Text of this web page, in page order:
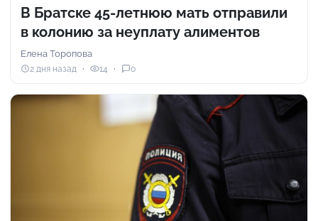
В Братске 45-летнюю мать отправили
в колонию за неуплату алиментов
Елена Торопова
2 дня назад 14 0